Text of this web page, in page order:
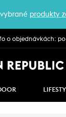
produkty
o objednávkách: